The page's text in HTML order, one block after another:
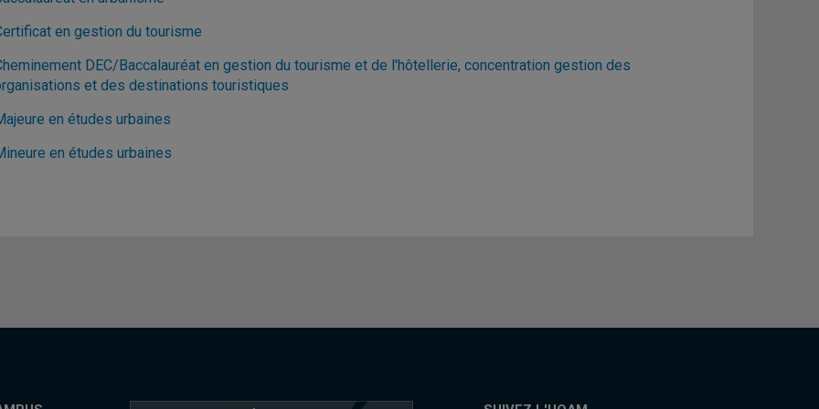
en gestion du tourisme
DEC/Baccalauréat en gestion du tourisme et de l'hôtellerie, concentration gestion des
et des destinations touristiques
en études urbaines
en études urbaines